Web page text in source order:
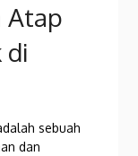
Atap
di
sebuah
dan